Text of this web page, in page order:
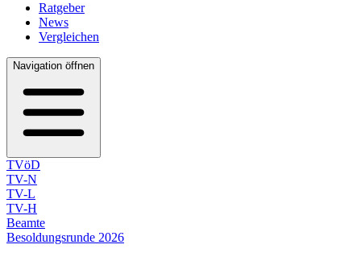
Ratgeber
News
Vergleichen
Navigation öffnen
TVöD
TV-N
TV-L
TV-H
Beamte
Besoldungsrunde 2026